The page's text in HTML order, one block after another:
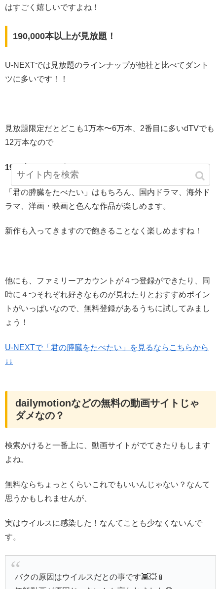
はすごく嬉しいですよね！
190,000本以上が⾒放題！
U-NEXTでは見放題のラインナップが他社と比べてダント
ツに多いです！！
見放題限定だとどこも1万本〜6万本、2番目に多いdTVでも
12万本なので
19万本はかなり多いですね。
「君の膵臓をたべたい」はもちろん、国内ドラマ、海外ド
ラマ、洋画・映画と色んな作品が楽しめます。
新作も入ってきますので飽きることなく楽しめますね！
他にも、ファミリーアカウントが４つ登録ができたり、同
時に４つそれぞれ好きなものが見れたりとおすすめポイン
トがいっぱいなので、無料登録があるうちに試してみまし
ょう！
U-NEXTで「君の膵臓をたべたい」を見るならこちらから
↓↓
dailymotionなどの無料の動画サイトじゃ
ダメなの？
検索かけると一番上に、動画サイトがでてきたりもします
よね。
無料ならちょっとくらいこれでもいいんじゃない？なんて
思うかもしれませんが、
実はウイルスに感染した！なんてことも少なくないんで
す。
バクの原因はウイルスだとの事です👾💥📱